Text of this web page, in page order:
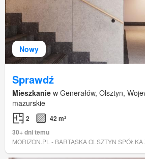
Nowy
Sprawdź
Mieszkanie w Generałów, Olsztyn,
mazurskie
2
42 m²
30+ dni temu